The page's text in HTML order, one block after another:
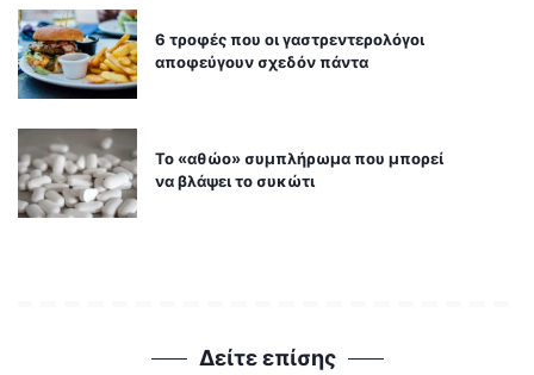
6 τροφές που οι γαστρεντερολόγοι
αποφεύγουν σχεδόν πάντα
Το «αθώο» συμπλήρωμα που μπορεί
να βλάψει το συκώτι
Δείτε επίσης